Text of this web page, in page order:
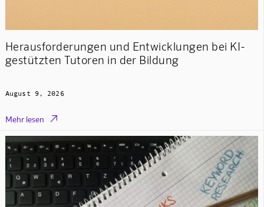
Herausforderungen und Entwicklungen bei KI-
gestützten Tutoren in der Bildung
August 9, 2026
Mehr lesen 